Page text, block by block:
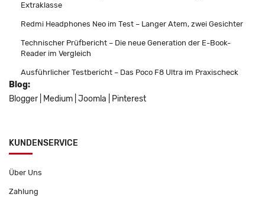
Extraklasse
Redmi Headphones Neo im Test – Langer Atem, zwei Gesichter
Technischer Prüfbericht – Die neue Generation der E-Book-
Reader im Vergleich
Ausführlicher Testbericht – Das Poco F8 Ultra im Praxischeck
Blog:
Blogger
Medium Joomla Pinterest
KUNDENSERVICE
Über Uns
Zahlung